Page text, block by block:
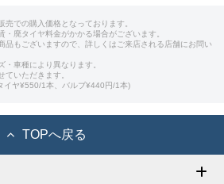
売での購入価格となっております。
・廃タイヤ料金がかかる場合がございます。
品もございますので、詳しくはご来店される店舗にお問い
・車種により異なります。
いただきます。
ヤ¥550/1本、バルブ¥440円/1本)
TOPへ戻る